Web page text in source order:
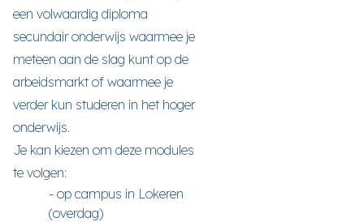
een volwaardig diploma
secundair onderwijs waarmee je
meteen aan de slag kunt op de
arbeidsmarkt of waarmee je
verder kun studeren in het hoger
onderwijs.
Je kan kiezen om deze modules
te volgen:
- op campus in Lokeren
(overdag)